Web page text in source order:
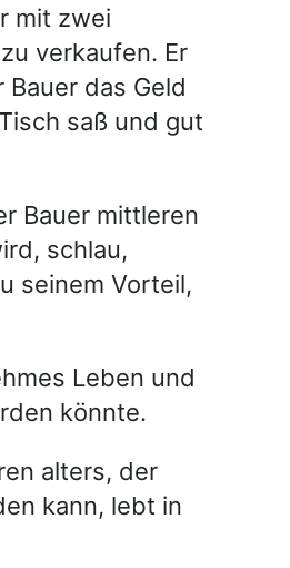
mit zwei
verkaufen. Er
das Geld
saß und gut
Bauer mittleren
schlau,
seinem Vorteil,
Leben und
könnte.
alters, der
kann, lebt in